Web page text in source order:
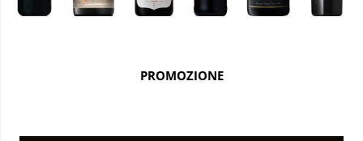
PROMOZIONE